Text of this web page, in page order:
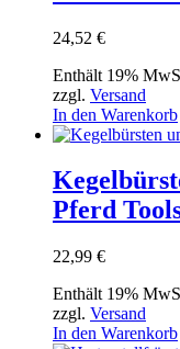
24,52 €
Enthält 19%
zzgl. Versand
In den Warenkorb
Pferd
22,99 €
Enthält 19%
zzgl. Versand
In den Warenkorb